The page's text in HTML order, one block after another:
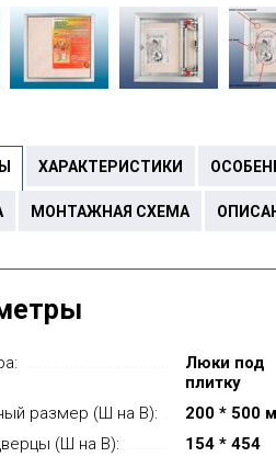
ХАРАКТЕРИСТИКИ
МОНТАЖНАЯ СХЕМА
Люки под
плитку
размер (Ш на В):
200 * 500
(Ш на В):
154 * 454